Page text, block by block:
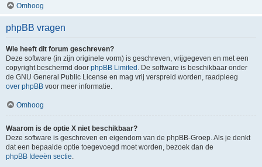
Omhoog
phpBB vragen
Wie heeft dit forum geschreven?
Deze software (in zijn originele vorm) is geschreven, vrijgegeven en met een
copyright beschermd door phpBB Limited . De software is beschikbaar onder
de GNU General Public License en mag vrij verspreid worden, raadpleeg
over phpBB voor meer informatie.
Omhoog
Waarom is de optie X niet beschikbaar?
Deze software is geschreven en eigendom van de phpBB-Groep. Als je denkt
dat een bepaalde optie toegevoegd moet worden, bezoek dan de
phpBB Ideeën sectie.